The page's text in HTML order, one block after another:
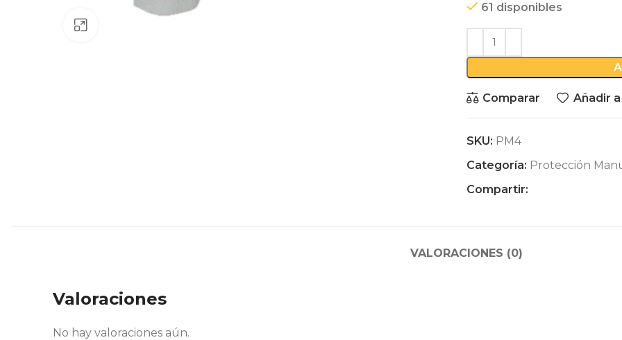
61 disponibles
Comparar Añadir
SKU: PM4
Categoría: Protección
Compartir:
VALORACIONES (0)
Valoraciones
No hay valoraciones aún.